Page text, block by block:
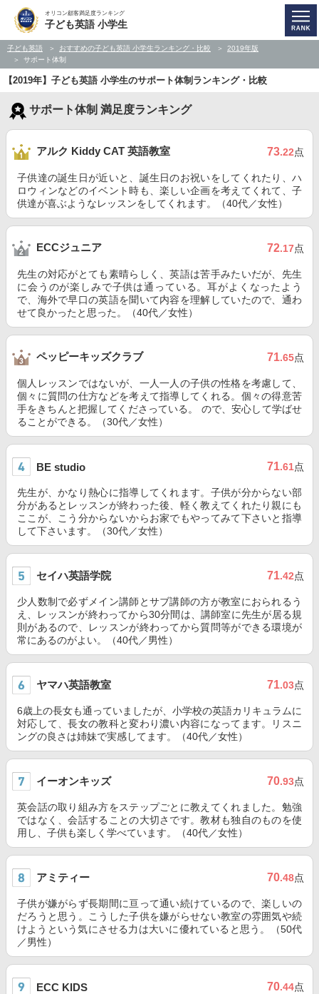
オリコン顧客満足度ランキング
子ども英語 小学生
子ども英語 おすすめの子ども英語 小学生ランキング・比較
2019年版
サポート体制
【2019年】子ども英語 小学生のサポート体制ランキング・比較
サポート体制 満足度ランキング
アルク Kiddy CAT 英語教室 73.22点
子供達の誕生日が近いと、誕生日のお祝いをしてくれたり、ハ
ロウィンなどのイベント時も、楽しい企画を考えてくれて、子
供達が喜ぶようなレッスンをしてくれます。（40代／女性）
ECCジュニア 72.17点
先生の対応がとても素晴らしく、英語は苦手みたいだが、先生
に会うのが楽しみで子供は通っている。耳がよくなったよう
で、海外で早口の英語を聞いて内容を理解していたので、通わ
せて良かったと思った。（40代／女性）
ペッピーキッズクラブ 71.65点
個人レッスンではないが、一人一人の子供の性格を考慮して、
個々に質問の仕方などを考えて指導してくれる。個々の得意苦
手をきちんと把握してくださっている。 ので、安心して学ばせ
ることができる。（30代／女性）
BE studio 71.61点
先生が、かなり熱心に指導してくれます。子供が分からない部
分があるとレッスンが終わった後、軽く教えてくれたり親にも
ここが、こう分からないからお家でもやってみて下さいと指導
して下さいます。（30代／女性）
セイハ英語学院 71.42点
少人数制で必ずメイン講師とサブ講師の方が教室におられるう
え、レッスンが終わってから30分間は、講師室に先生が居る規
則があるので、レッスンが終わってから質問等ができる環境が
常にあるのがよい。（40代／男性）
ヤマハ英語教室 71.03点
6歳上の長女も通っていましたが、小学校の英語カリキュラムに
対応して、長女の教科と変わり濃い内容になってます。リスニ
ングの良さは姉妹で実感してます。（40代／女性）
イーオンキッズ 70.93点
英会話の取り組み方をステップごとに教えてくれました。勉強
ではなく、会話することの大切さです。教材も独自のものを使
用し、子供も楽しく学べています。（40代／女性）
アミティー 70.48点
子供が嫌がらず長期間に亘って通い続けているので、楽しいの
だろうと思う。こうした子供を嫌がらせない教室の雰囲気や続
けようという気にさせる力は大いに優れていると思う。（50代
／男性）
ECC KIDS 70.44点